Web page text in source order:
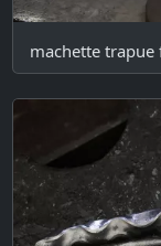
machette trapue